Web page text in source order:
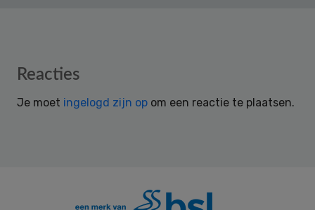
Reader
Reacties
Je moet ingelogd zijn op om een reactie te plaatsen.